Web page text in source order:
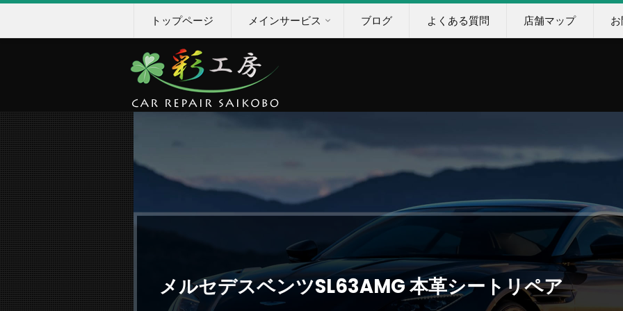
トップページ メインサービス ブログ よくある質問 店舗マップ
メルセデスベンツSL63AMG 本革シートリペア